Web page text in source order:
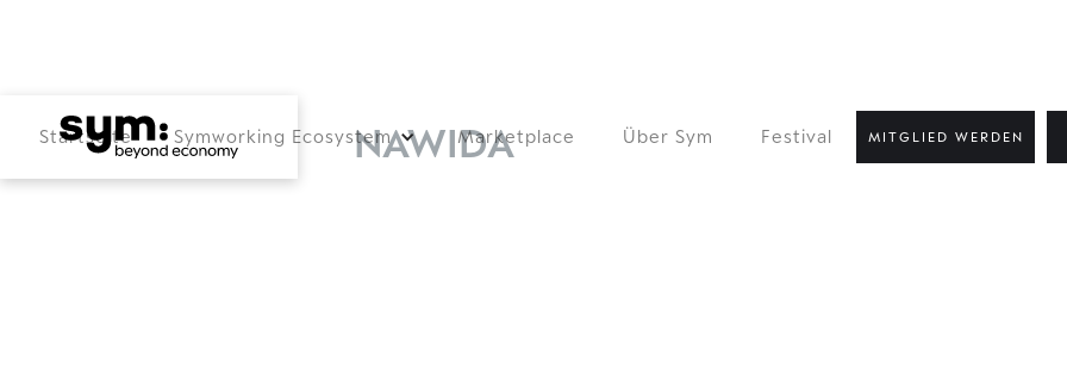
Startseite Symworking Ecosystem Marketplace Über Sym Festival MITGLIED WERDEN
NAWIDA